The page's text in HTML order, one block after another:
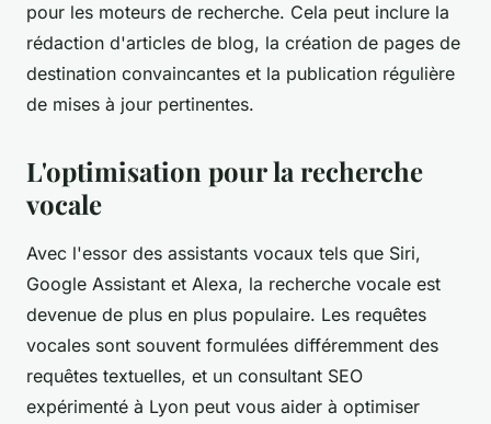
pour les moteurs de recherche. Cela peut inclure la
rédaction d'articles de blog, la création de pages de
destination convaincantes et la publication régulière
de mises à jour pertinentes.
L'optimisation pour la recherche
vocale
Avec l'essor des assistants vocaux tels que Siri,
Google Assistant et Alexa, la recherche vocale est
devenue de plus en plus populaire. Les requêtes
vocales sont souvent formulées différemment des
requêtes textuelles, et un consultant SEO
expérimenté à Lyon peut vous aider à optimiser